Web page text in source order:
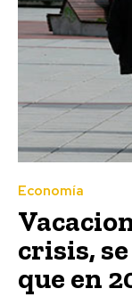
Economía
crisis,
que en